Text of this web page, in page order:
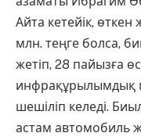
Айта кетейік,
млн. теңге болса,
жетіп, 28 пайызға
инфрақұрылымдық
шешіліп келеді.
астам автомобиль